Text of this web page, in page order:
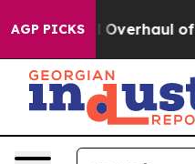
AGP PICKS
Radical Overhaul of US